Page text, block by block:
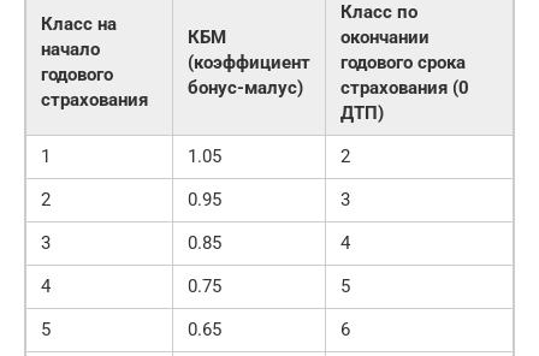
Класс на
начало
годового
страхования
КБМ
(коэффициент
бонус-малус)
Класс по
окончании
годового срока
страхования (0
ДТП)
1
1.05
2
2
0.95
3
3
0.85
4
4
0.75
5
5
0.65
6